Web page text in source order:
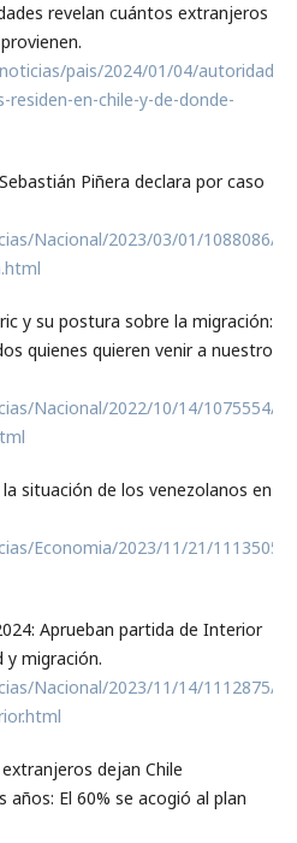
revelan cuántos extranjeros
pais/2024/01/04/autoridades-
en-chile-y-de-donde-
Piñera declara por caso
Nacional/2023/03/01/1088086/
y su postura sobre la migración:
quienes quieren venir a nuestro
Nacional/2022/10/14/1075554/
situación de los venezolanos en
Economia/2023/11/21/1113505/
Aprueban partida de Interior
y migración.
Nacional/2023/11/14/1112875/
dejan Chile
El 60% se acogió al plan